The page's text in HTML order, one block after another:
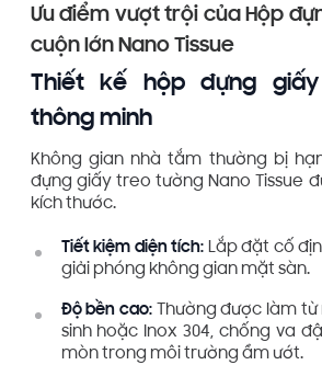
Ưu điểm vượt trội của Hộp
cuộn lớn Nano Tissue
Thiết kế hộp đựng
thông minh
Không gian nhà tắm thường bị
đựng giấy treo tường Nano Tissue
kích thước.
Tiết kiệm diện tích: Lắp đặt cố
giải phóng không gian mặt sàn.
Độ bền cao:Thường được làm từ
sinh hoặc Inox 304, chống va
mòn trong môi trường ẩm ướt.